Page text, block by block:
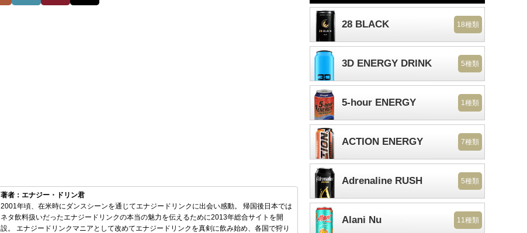
著者：エナジー・ドリン君
2001年頃、在米時にダンスシーンを通じてエナジードリンクに出会い感動。 帰国後日本では
ネタ飲料扱いだったエナジードリンクの本当の魅力を伝えるために2013年総合サイトを開
設。 エナジードリンクマニアとして改めてエナジードリンクを真剣に飲み始め、各国で狩り
28 BLACK 18種類
3D ENERGY DRINK 5種類
5-hour ENERGY 1種類
ACTION ENERGY 7種類
Adrenaline RUSH 5種類
Alani Nu 11種類